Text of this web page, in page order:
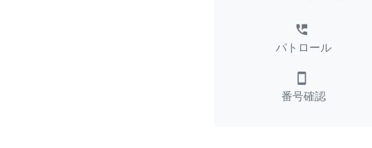
perm_phone_msg
パトロール
smartphone
番号確認